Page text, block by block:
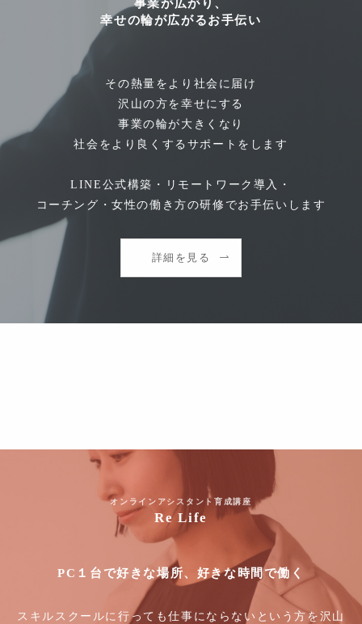
事業が広がり、
幸せの輪が広がるお手伝い
その熱量をより社会に届け
沢山の方を幸せにする
事業の輪が大きくなり
社会をより良くするサポートをします
LINE公式構築・リモートワーク導入・
コーチング・女性の働き方の研修でお手伝いします
詳細を見る
オンラインアシスタント育成講座
Re Life
PC１台で好きな場所、好きな時間で働く
スキルスクールに行っても仕事にならないという方を沢山